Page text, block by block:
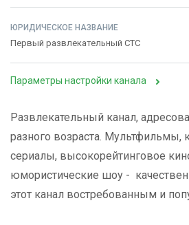
ЮРИДИЧЕСКОЕ НАЗВАНИЕ
Первый развлекательный СТС
Параметры настройки канала
Развлекательный канал,
разного возраста. Мультфильмы,
сериалы, высокорейтинговое
юмористические шоу -
этот канал востребованным и